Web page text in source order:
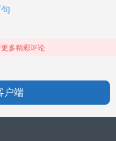
多精彩评论
户端